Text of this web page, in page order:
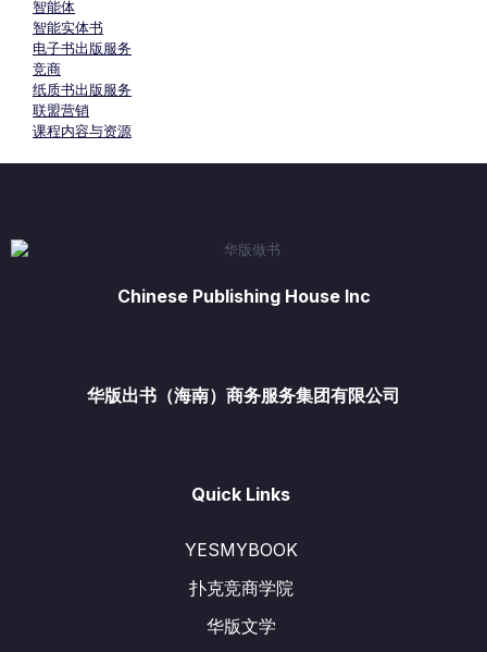
智能体
智能实体书
电子书出版服务
竞商
纸质书出版服务
联盟营销
课程内容与资源
Chinese Publishing House Inc
华版出书（海南）商务服务集团有限公司
Quick Links
YESMYBOOK
扑克竞商学院
华版文学